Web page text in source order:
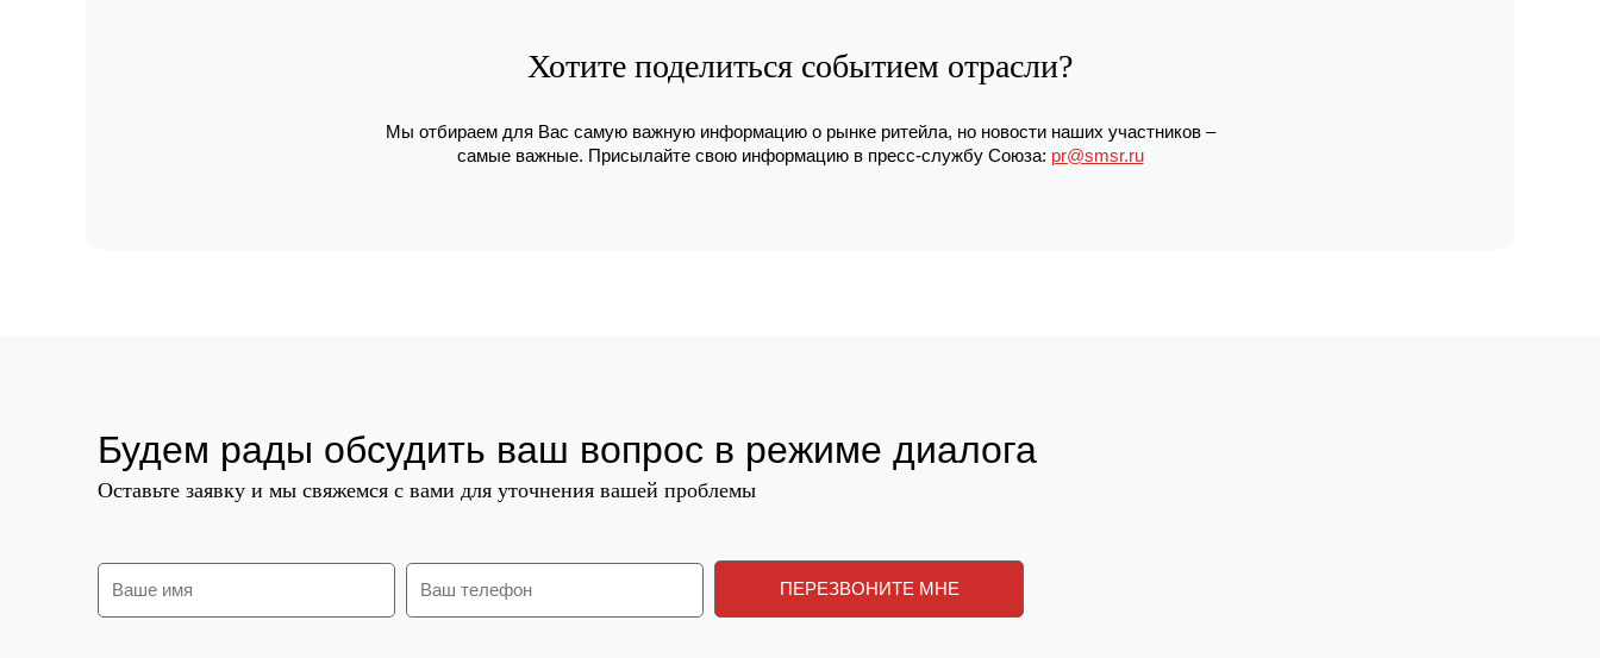
Хотите поделиться событием отрасли?
Мы отбираем для Вас самую важную информацию о рынке ритейла, но новости наших участников –
самые важные. Присылайте свою информацию в пресс-службу Союза: pr@smsr.ru
Будем рады обсудить ваш вопрос в режиме диалога
Оставьте заявку и мы свяжемся с вами для уточнения вашей проблемы